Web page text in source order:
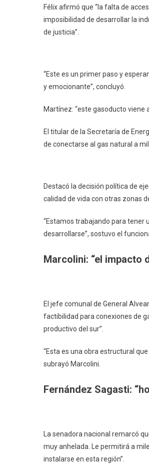
Félix afirmó que “la falta de
imposibilidad de desarrollar la
de justicia”.
“Este es un primer paso y
y emocionante”, concluyó.
Martínez: “este gasoducto viene
El titular de la Secretaría de
de conectarse al gas natural a
Destacó la decisión política de
calidad de vida con otras zonas
“Estamos trabajando para tener
desarrollarse”, sostuvo el
Marcolini: “el impacto
El jefe comunal de General
factibilidad para conexiones de
productivo del sur”.
“Esta es una obra estructural
subrayó Marcolini.
Fernández Sagasti:
La senadora nacional remarcó
muy anhelada. Le permitirá a
instalarse en esta región”.